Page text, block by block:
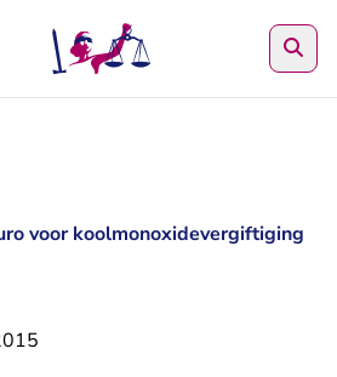
voor koolmonoxidevergiftiging